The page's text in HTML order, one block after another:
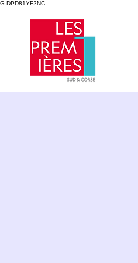
G-DPD81YF2NC